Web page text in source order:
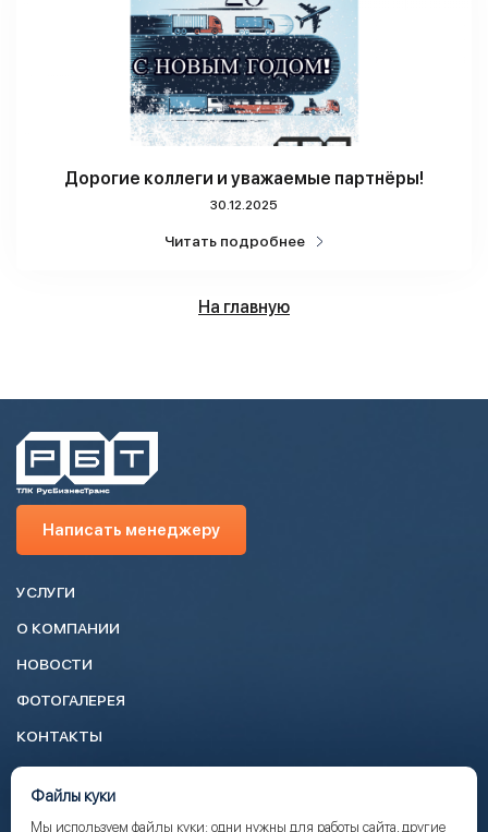
Дорогие коллеги и уважаемые партнёры!
30.12.2025
Читать подробнее
На главную
Написать менеджеру
УСЛУГИ
О КОМПАНИИ
НОВОСТИ
ФОТОГАЛЕРЕЯ
КОНТАКТЫ
+7 (343) 287-58-27
Файлы куки
Мы используем файлы куки: одни нужны для работы сайта, другие